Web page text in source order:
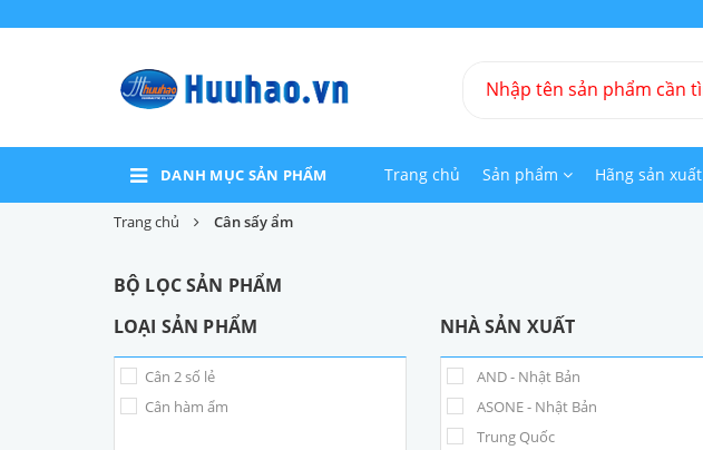
DANH MỤC SẢN PHẨM Trang chủ Sản phẩm Hãng sản xuất
Trang chủ Cân sấy ẩm
BỘ LỌC SẢN PHẨM
LOẠI SẢN PHẨM
Cân 2 số lẻ
Cân hàm ẩm
NHÀ SẢN XUẤT
AND - Nhật Bản
ASONE - Nhật Bản
Trung Quốc